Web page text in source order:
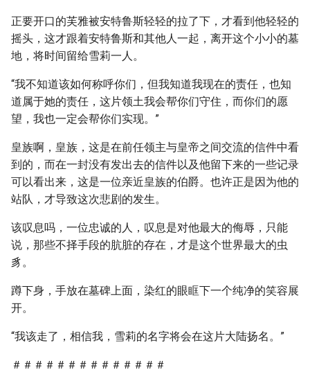
正要开口的芙雅被安特鲁斯轻轻的拉了下，才看到他轻轻的
摇头，这才跟着安特鲁斯和其他人一起，离开这个小小的墓
地，将时间留给雪莉一人。
“我不知道该如何称呼你们，但我知道我现在的责任，也知
道属于她的责任，这片领土我会帮你们守住，而你们的愿
望，我也一定会帮你们实现。”
皇族啊，皇族，这是在前任领主与皇帝之间交流的信件中看
到的，而在一封没有发出去的信件以及他留下来的一些记录
可以看出来，这是一位亲近皇族的伯爵。也许正是因为他的
站队，才导致这次悲剧的发生。
该叹息吗，一位忠诚的人，叹息是对他最大的侮辱，只能
说，那些不择手段的肮脏的存在，才是这个世界最大的虫
豸。
蹲下身，手放在墓碑上面，染红的眼眶下一个纯净的笑容展
开。
“我该走了，相信我，雪莉的名字将会在这片大陆扬名。”
＃＃＃＃＃＃＃＃＃＃＃＃＃＃